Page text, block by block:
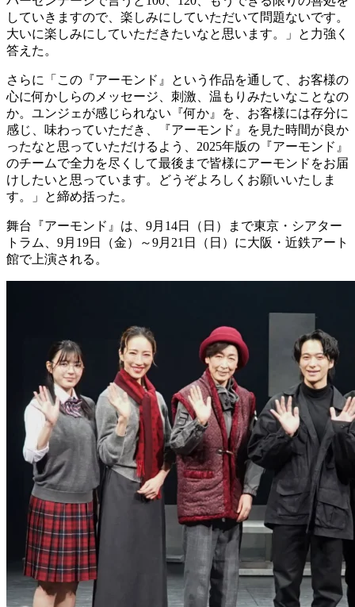
していきますので、楽しみにしていただいて問題ないです。
大いに楽しみにしていただきたいなと思います。」と力強く
答えた。
さらに「この『アーモンド』という作品を通して、お客様の
心に何かしらのメッセージ、刺激、温もりみたいなことなの
か。ユンジェが感じられない『何か』を、お客様には存分に
感じ、味わっていただき、『アーモンド』を見た時間が良か
ったなと思っていただけるよう、2025年版の『アーモンド』
のチームで全力を尽くして最後まで皆様にアーモンドをお届
けしたいと思っています。どうぞよろしくお願いいたしま
す。」と締め括った。
舞台『アーモンド』は、9月14日（日）まで東京・シアター
トラム、9月19日（金）～9月21日（日）に大阪・近鉄アート
館で上演される。